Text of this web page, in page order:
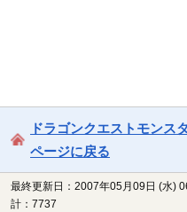
ドラゴンクエストモンス
ページに戻る
最終更新日：2007年05月09日 (水)
計：7737